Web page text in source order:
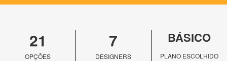
21
OPÇÕES
7
DESIGNERS
BÁSICO
PLANO ESCOLHIDO